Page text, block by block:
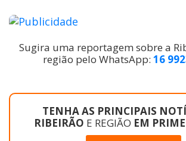
Sugira uma reportagem sobre a
região pelo WhatsApp: 16
TENHA AS PRINCIPAIS
RIBEIRÃO E REGIÃO EM